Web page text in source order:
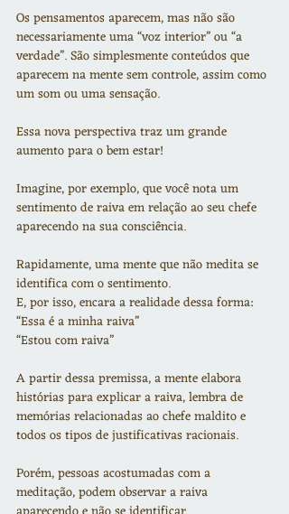
Os pensamentos aparecem, mas não são
necessariamente uma “voz interior” ou “a
verdade”. São simplesmente conteúdos que
aparecem na mente sem controle, assim como
um som ou uma sensação.
Essa nova perspectiva traz um grande
aumento para o bem estar!
Imagine, por exemplo, que você nota um
sentimento de raiva em relação ao seu chefe
aparecendo na sua consciência.
Rapidamente, uma mente que não medita se
identifica com o sentimento.
E, por isso, encara a realidade dessa forma:
“Essa é a minha raiva”
“Estou com raiva”
A partir dessa premissa, a mente elabora
histórias para explicar a raiva, lembra de
memórias relacionadas ao chefe maldito e
todos os tipos de justificativas racionais.
Porém, pessoas acostumadas com a
meditação, podem observar a raiva